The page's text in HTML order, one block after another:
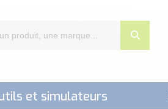
et simulateurs